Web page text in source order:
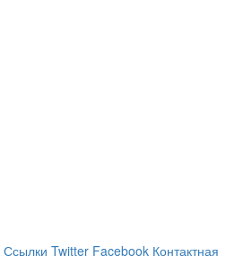
Ссылки Twitter Facebook Контактная